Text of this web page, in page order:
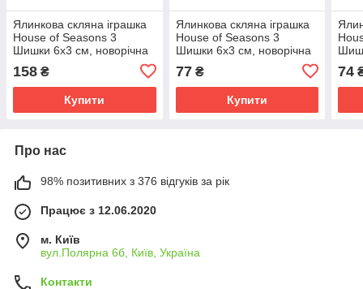
Ялинкова скляна іграшка
House of Seasons 3
Шишки 6х3 см, новорічна
прикраса на ялинку 2 шт.
зі скла, Білий/срібло
158 ₴
Купити
Ялинкова скляна іграшка
House of Seasons 3
Шишки 6х3 см, новорічна
зв'язка шишок зі скла,
Червоний
77₴
Купити
74
Про нас
98% позитивних з 376 відгуків за рік
Працює з 12.06.2020
м. Київ
вул.Полярна 6б, Київ, Україна
Контакти